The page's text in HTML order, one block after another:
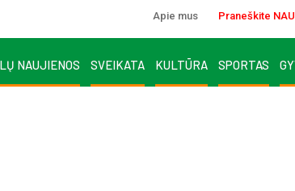
Apie mus Praneškite
NAUJIENOS SVEIKATA KULTŪRA SPORTAS